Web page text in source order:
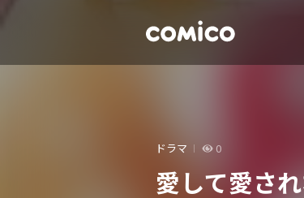
ドラマ 0
愛して愛さ